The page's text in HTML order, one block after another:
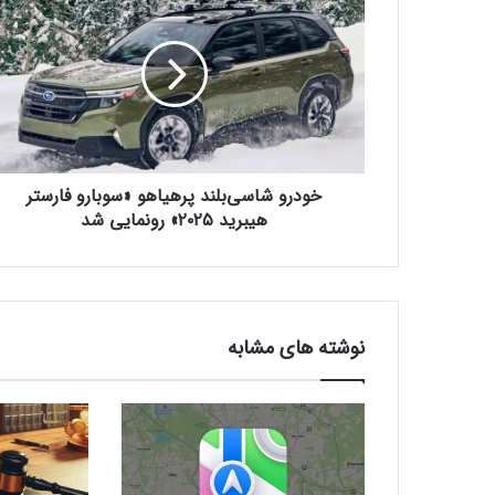
و
ی‌
د
ی
ا
ه
و
«
س
خودرو شاسی‌بلند پرهیاهو «سوبارو فارستر
هیبرید ۲۰۲۵» رونمایی شد
نوشته های مشابه